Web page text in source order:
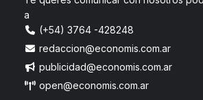
a
(+54) 3764 -428248
redaccion@economis.com.ar
publicidad@economis.com.ar
open@economis.com.ar